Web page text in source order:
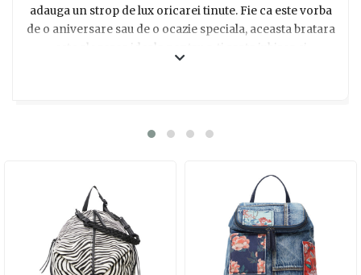
adauga un strop de lux oricarei tinute. Fie ca este vorba
de o aniversare sau de o ocazie speciala, aceasta bratara
este alegerea ideala pentru a-ti arata iubirea si
aceasta bratara din aur galben de 14K, pentru a face ziua